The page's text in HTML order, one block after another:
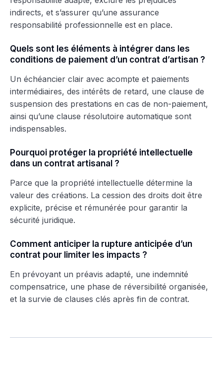
indirects, et s’assurer qu’une assurance
responsabilité professionnelle est en place.
Quels sont les éléments à intégrer dans les
conditions de paiement d’un contrat d’artisan ?
Un échéancier clair avec acompte et paiements
intermédiaires, des intérêts de retard, une clause de
suspension des prestations en cas de non-paiement,
ainsi qu’une clause résolutoire automatique sont
indispensables.
Pourquoi protéger la propriété intellectuelle
dans un contrat artisanal ?
Parce que la propriété intellectuelle détermine la
valeur des créations. La cession des droits doit être
explicite, précise et rémunérée pour garantir la
sécurité juridique.
Comment anticiper la rupture anticipée d’un
contrat pour limiter les impacts ?
En prévoyant un préavis adapté, une indemnité
compensatrice, une phase de réversibilité organisée,
et la survie de clauses clés après fin de contrat.